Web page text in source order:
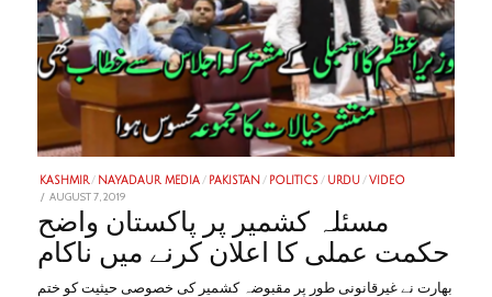
KASHMIR / NAYADAUR MEDIA / PAKISTAN / POLITICS / URDU / VIDEO
POSTED
AUGUST 7, 2019
28,
2023
مسئلہ کشمیر پر پاکستان واضح
حکمت عملی کا اعلان کرنے میں ناکام
بھارت نے غیرقانونی طور پر مقبوضہ کشمیر کی خصوصی حیثیت کو ختم